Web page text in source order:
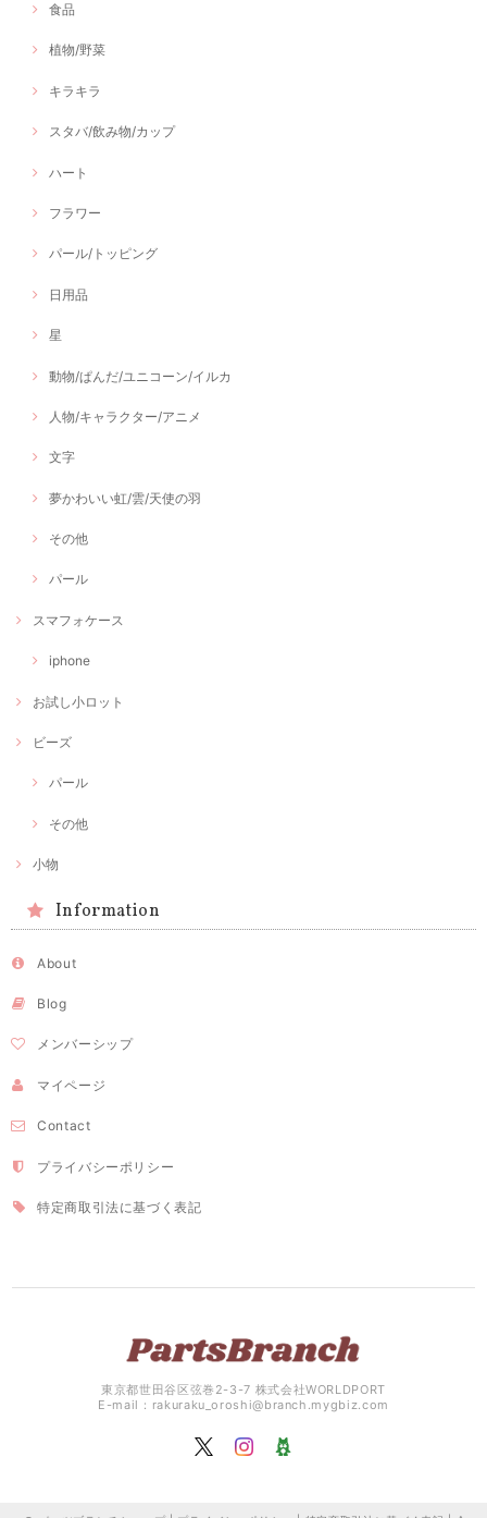
食品
植物/野菜
キラキラ
スタバ/飲み物/カップ
ハート
フラワー
パール/トッピング
日用品
星
動物/ぱんだ/ユニコーン/イルカ
人物/キャラクター/アニメ
文字
夢かわいい虹/雲/天使の羽
その他
パール
スマフォケース
iphone
お試し小ロット
ビーズ
パール
その他
小物
Information
About
Blog
メンバーシップ
マイページ
Contact
プライバシーポリシー
特定商取引法に基づく表記
東京都世田谷区弦巻2-3-7 株式会社WORLDPORT
E-mail： rakuraku_oroshi@branch.mygbiz.com